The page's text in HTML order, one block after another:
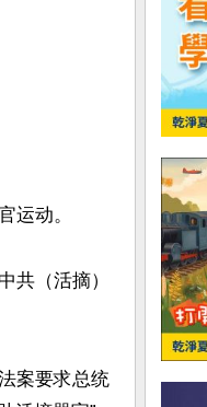
运动。
共（活摘）
案要求总统